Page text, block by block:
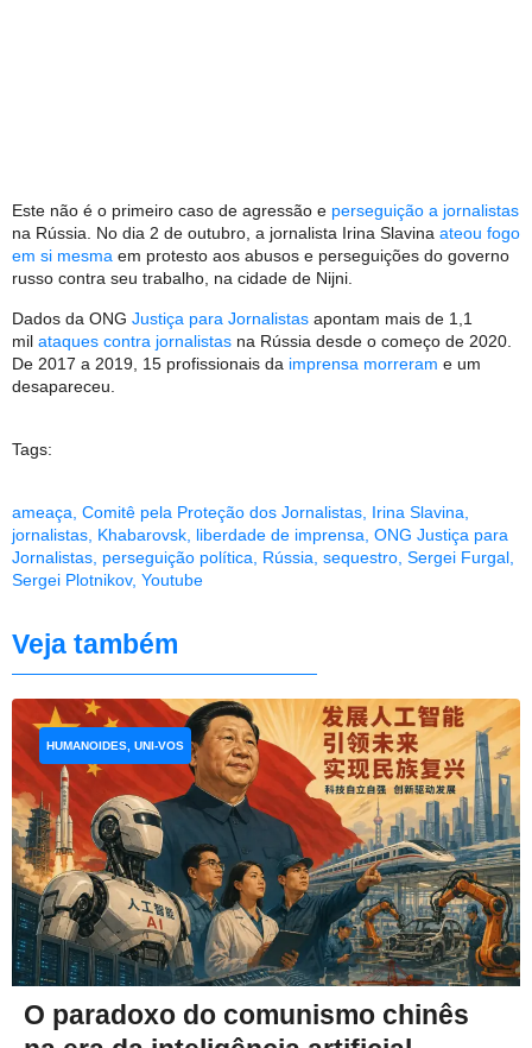
Este não é o primeiro caso de agressão e perseguição a jornalistas
na Rússia. No dia 2 de outubro, a jornalista Irina Slavina ateou fogo
em si mesma em protesto aos abusos e perseguições do governo
russo contra seu trabalho, na cidade de Nijni.
Dados da ONG Justiça para Jornalistas apontam mais de 1,1
mil ataques contra jornalistas na Rússia desde o começo de 2020.
De 2017 a 2019, 15 profissionais da imprensa morreram e um
desapareceu.
Tags:
ameaça, Comitê pela Proteção dos Jornalistas, Irina Slavina,
jornalistas, Khabarovsk, liberdade de imprensa, ONG Justiça para
Jornalistas, perseguição política, Rússia, sequestro, Sergei Furgal,
Sergei Plotnikov, Youtube
Veja também
O paradoxo do comunismo chinês
HUMANOIDES, UNI-VOS